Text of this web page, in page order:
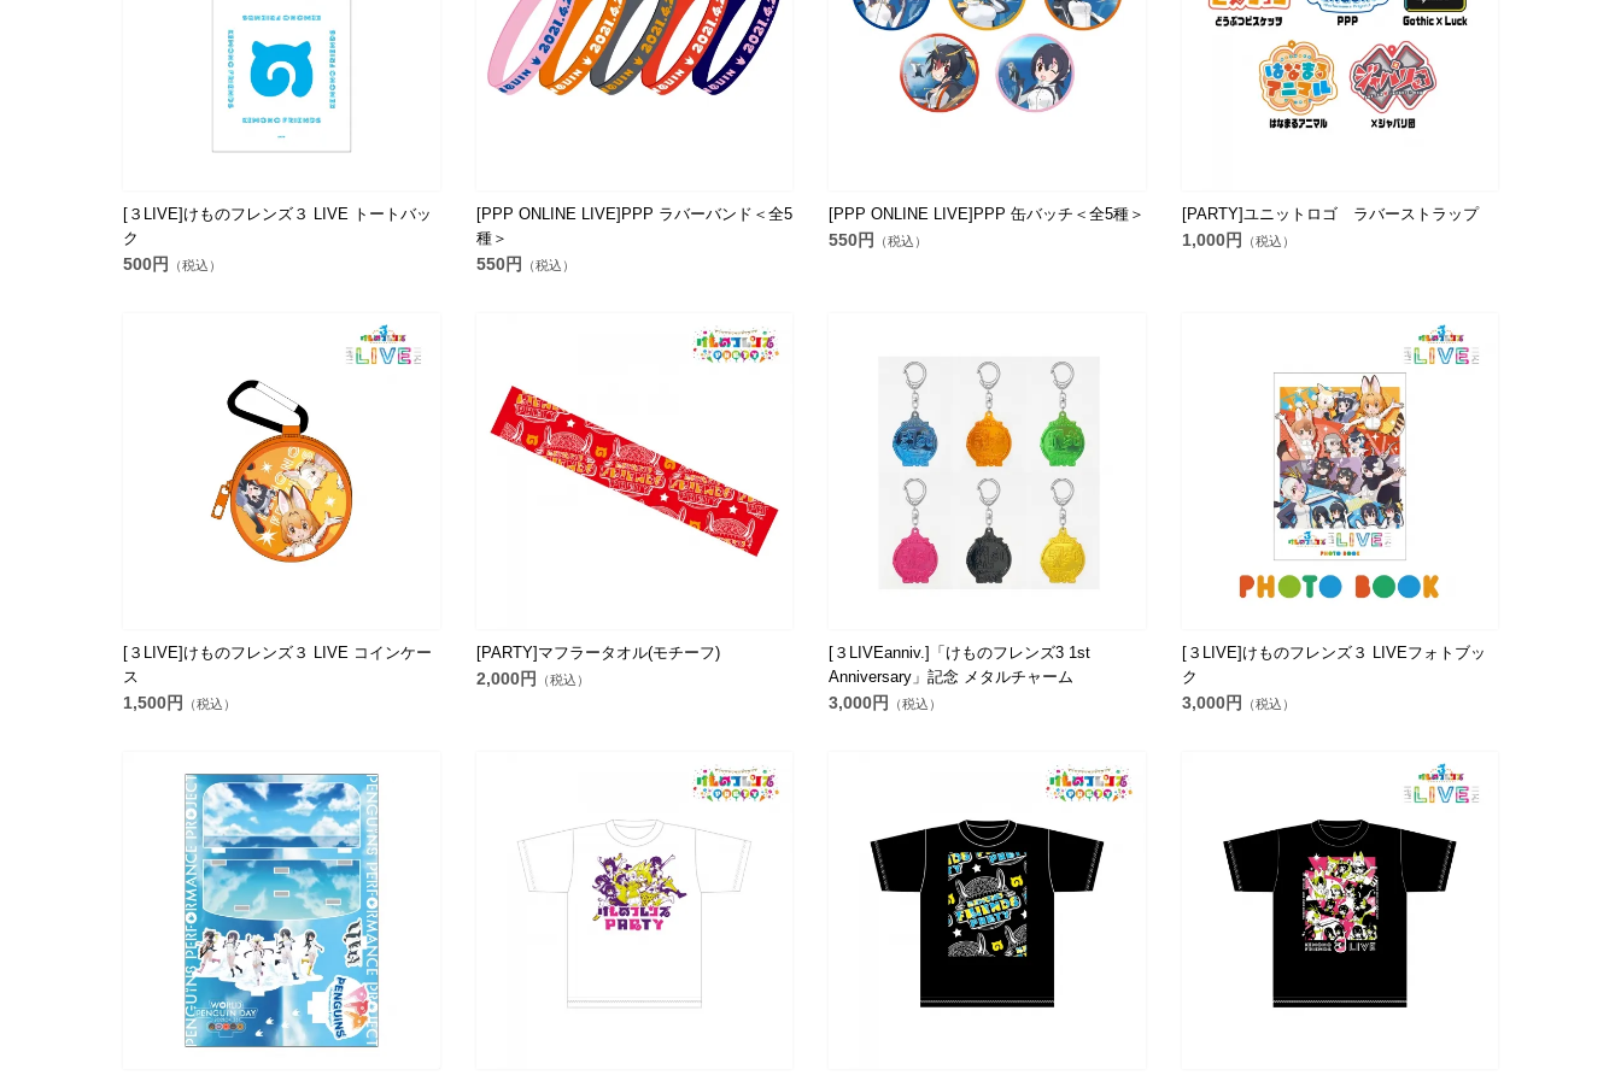
[３LIVE]けものフレンズ３ LIVE トートバッ
ク
500円 （税込）
[PPP ONLINE LIVE]PPP ラバーバンド＜全5
種＞
550円 （税込）
[PPP ONLINE LIVE]PPP 缶バッチ＜全5種＞
550円 （税込）
[PARTY]ユニットロゴ ラバーストラップ
1,000円 （税込）
[３LIVE]けものフレンズ３ LIVE コインケー
ス
1,500円 （税込）
[PARTY]マフラータオル(モチーフ)
2,000円 （税込）
[３LIVEanniv.]「けものフレンズ3 1st
Anniversary」記念 メタルチャーム
3,000円 （税込）
[３LIVE]けものフレンズ３ LIVEフォトブッ
ク
3,000円 （税込）